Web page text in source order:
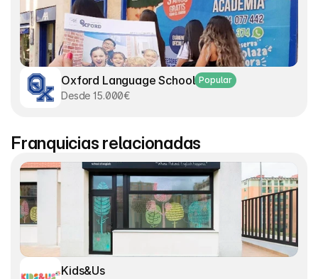
Oxford Language School Popular
Desde 15.000€
Franquicias relacionadas
Kids&Us